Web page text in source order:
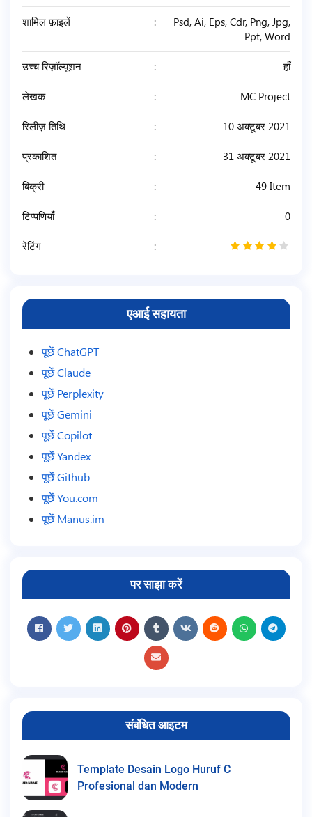
शामिल फ़ाइलें
Psd, Ai, Eps, Cdr, Png, Jpg,
Ppt, Word
उच्च रिज़ॉल्यूशन हाँ
लेखक MC Project
रिलीज़ तिथि 10 अक्टूबर 2021
प्रकाशित 31 अक्टूबर 2021
बिक्री 49 Item
टिप्पणियाँ 0
रेटिंग
एआई सहायता
पूछें ChatGPT
पूछें Claude
पूछें Perplexity
पूछें Gemini
पूछें Copilot
पूछें Yandex
पूछें Github
पूछें You.com
पूछें Manus.im
पर साझा करें
संबंधित आइटम
Template Desain Logo Huruf C
Profesional dan Modern